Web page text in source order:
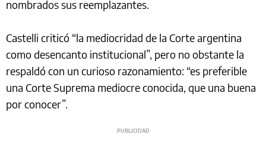
nombrados sus reemplazantes.
Castelli criticó “la mediocridad de la Corte argentina
como desencanto institucional”, pero no obstante la
respaldó con un curioso razonamiento: “es preferible
una Corte Suprema mediocre conocida, que una buena
por conocer”.